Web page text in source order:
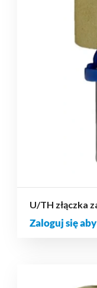
U/TH złączka
Zaloguj się